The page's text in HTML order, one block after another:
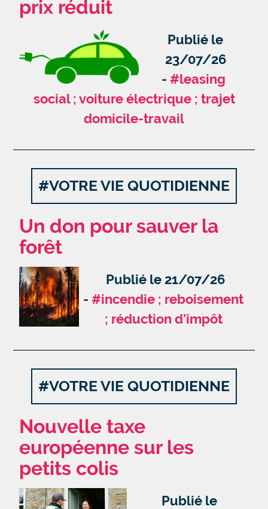
prix réduit
Publié le
23/07/26
#leasing
social ; voiture électrique ; trajet
domicile-travail
#VOTRE VIE QUOTIDIENNE
Un don pour sauver la
forêt
Publié le 21/07/26
#incendie ; reboisement
; réduction d'impôt
#VOTRE VIE QUOTIDIENNE
Nouvelle taxe
européenne sur les
petits colis
Publié le